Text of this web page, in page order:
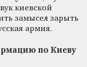
киевской
замысел зарыть
армия.
по Киеву